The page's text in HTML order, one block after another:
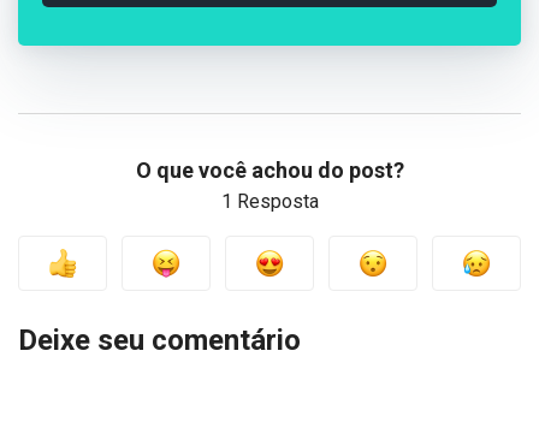
O que você achou do post?
1 Resposta
Deixe seu comentário